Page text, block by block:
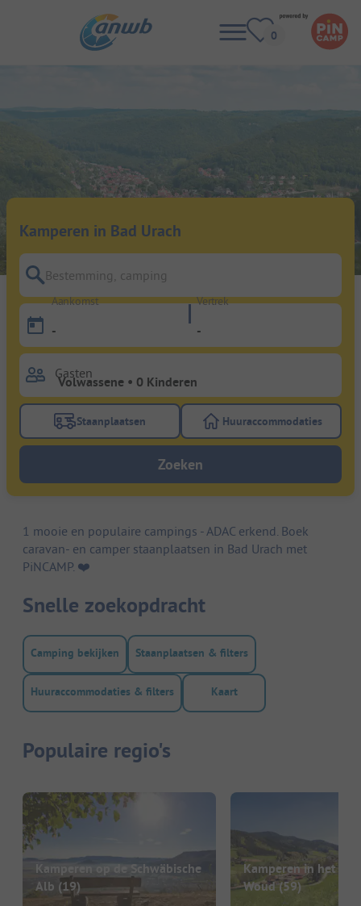
Kamperen in Bad Urach
Bestemming, camping
Aankomst
-
Vertrek
-
Gasten
Gebruik de filterknop staanplaatsen om te zoeken
Staanplaatsen Gebruik de
Huuraccommodaties
Zoeken
1 mooie en populaire campings - ADAC erkend. Boek
caravan- en camper staanplaatsen in Bad Urach met
PiNCAMP. ❤️️
Snelle zoekopdracht
Camping bekijken Staanplaatsen & filters
Huuraccommodaties & filters Kaart
Populaire regio's
Kamperen op de Schwäbische
Alb (19)
Kamperen in het
Woud(59)